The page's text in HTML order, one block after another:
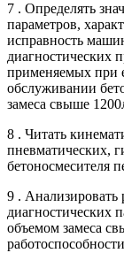
7 . Определять
параметров,
исправность
диагностических
применяемых при
обслуживании
замеса свыше
8 . Читать
пневматических,
бетоносмесителя
9 . Анализировать
диагностических
объемом замеса